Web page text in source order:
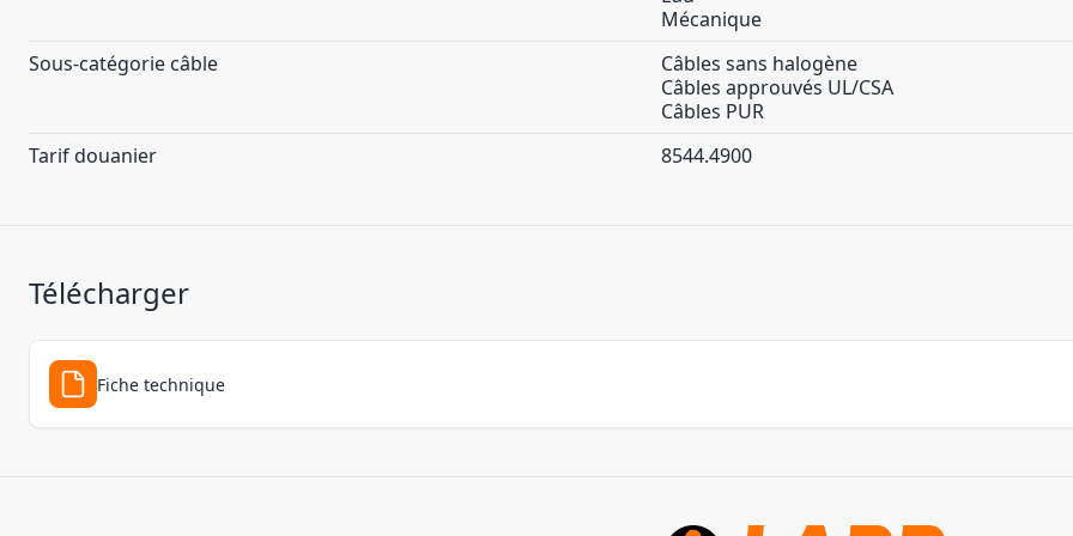
Mécanique
Sous-catégorie câble
Câbles sans halogène
Câbles approuvés UL/CSA
Câbles PUR
Tarif douanier
8544.4900
Télécharger
Fiche technique